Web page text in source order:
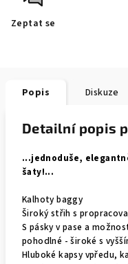
Zeptat se
Popis Diskuze
Detailní popis
...jednoduše,
šaty!...
Kalhoty baggy
Široký střih s
S pásky v pase a
pohodlné - široké s v
Hluboké kapsy vpředu,